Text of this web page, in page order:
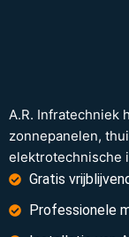
A.R. Infratechniek
zonnepanelen,
elektrotechnische
Gratis
Professionele